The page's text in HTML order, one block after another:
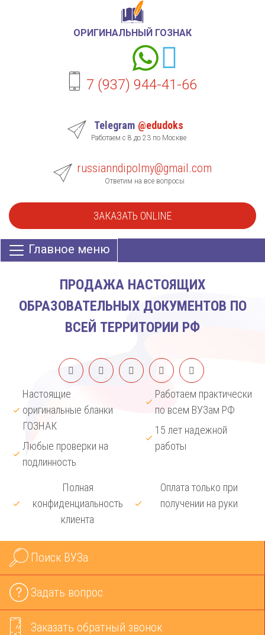
ОРИГИНАЛЬНЫЙ ГОЗНАК
7 (937) 944-41-66
Telegram @edudoks
Работаем с 8 до 23 по Москве
russianndipolmy@gmail.com
Ответим на все вопросы
ЗАКАЗАТЬ ONLINE
Главное меню
ПРОДАЖА НАСТОЯЩИХ
ОБРАЗОВАТЕЛЬНЫХ ДОКУМЕНТОВ ПО
ВСЕЙ ТЕРРИТОРИИ РФ
Настоящие
оригинальные бланки
ГОЗНАК
Любые проверки на
подлинность
Работаем практически
по всем ВУЗам РФ
15 лет надежной
работы
Полная
конфиденциальность
клиента
Оплата только при
получении на руки
Поиск ВУЗа
Задать вопрос
Заказать обратный звонок